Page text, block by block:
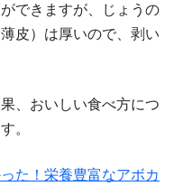
できますが、じょうの
皮）は厚いので、剥い
、おいしい食べ方につ
。
た！栄養豊富なアボカ